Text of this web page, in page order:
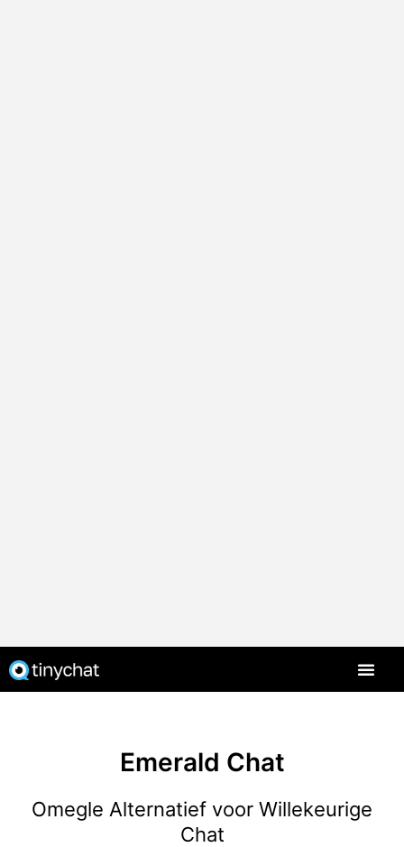
Emerald Chat
Omegle Alternatief voor Willekeurige
Chat